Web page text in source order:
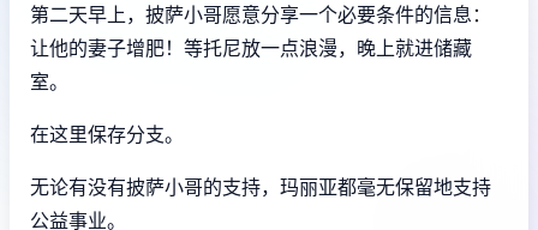
第二天早上，披萨小哥愿意分享一个必要条件的信息：
让他的妻子增肥！等托尼放一点浪漫，晚上就进储藏
室。
在这里保存分支。
无论有没有披萨小哥的支持，玛丽亚都毫无保留地支持
公益事业。